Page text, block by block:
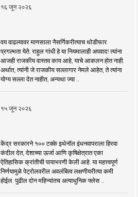
१६ जून २०२६
वय वाढल्यावर माणसाला नैसर्गिकरीत्याच थोडीफार
प्रगल्भता येते. राहुल गांधी हे या नियमालाही अपवाद! त्यांना
आजही राजकीय वास्तव काय आहे, याचे आकलन होत नाही.
अर्थात, त्यांनी जे राजकीय सल्लागार नेमले आहेत, ते त्यांना
योग्य सल्ला देत नाहीत, अन्यथा ज्या ..
१५ जून २०२६
केंद्र सरकारने १०० टक्के इथेनॉल इंधनवापराला हिरवा
कंदील देत, देशाच्या ऊर्जा आणि कृषिक्षेत्रात एका
ऐतिहासिक क्रांतीची पायाभरणी केली आहे. या महत्त्वपूर्ण
निर्णयामुळे पेट्रोलवरील अवलंबित्व लक्षणीयरीत्या कमी
होईल. पुढील दोन महिन्यांतच अत्याधुनिक फ्लेस ..